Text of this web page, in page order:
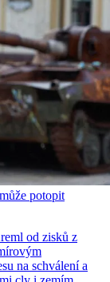
potopit
od zisků z
na schválení a